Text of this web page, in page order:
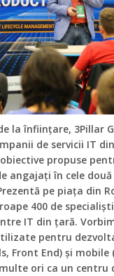
la înființare, 3Pillar
de servicii IT
propuse
angajați în cele
pe piața din
400 de
IT din țară.
pentru
Front End) și
ori ca un